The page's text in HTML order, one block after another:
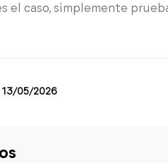
el caso, simplemente
13/05/2026